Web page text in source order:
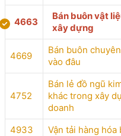
4663
Bán buôn vật
xây dựng
4669
Bán buôn
vào đâu
4752
Bán lẻ đồ ngũ
khác trong xây
doanh
4933
Vận tải hàng